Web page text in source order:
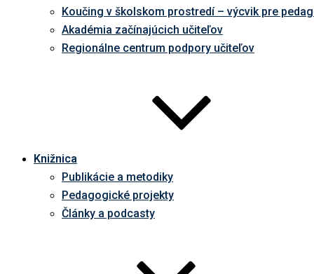
Koučing v školskom prostredí – výcvik pre
Akadémia začínajúcich učiteľov
Regionálne centrum podpory učiteľov
Knižnica
Publikácie a metodiky
Pedagogické projekty
Články a podcasty